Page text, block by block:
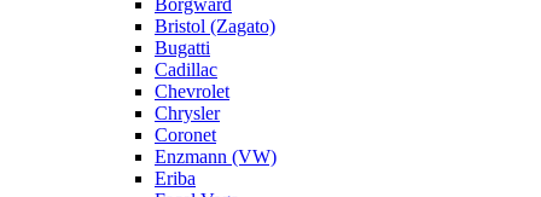
Borgward
Bristol (Zagato)
Bugatti
Cadillac
Chevrolet
Chrysler
Coronet
Enzmann (VW)
Eriba